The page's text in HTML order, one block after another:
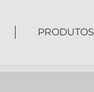
PRODUTOS